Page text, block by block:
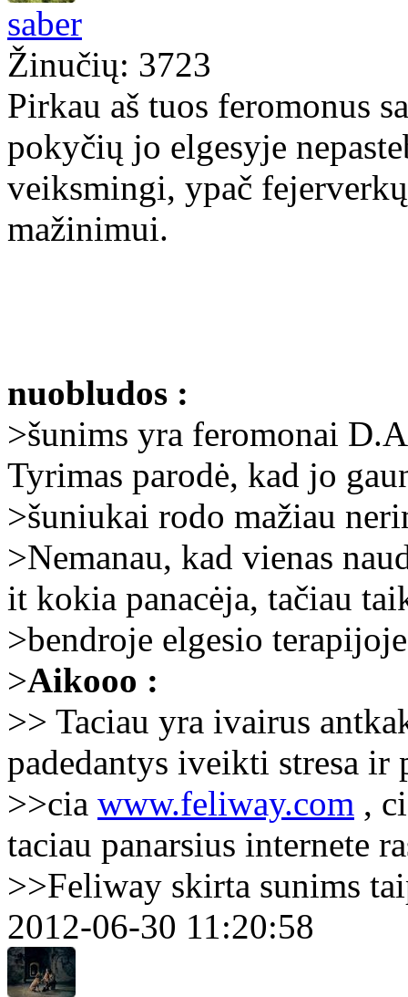
saber
Žinučių: 3723
Pirkau aš tuos feromonus
pokyčių jo elgesyje
veiksmingi, ypač
mažinimui.
nuobludos :
>šunims yra feromonai
Tyrimas parodė, kad jo
>šuniukai rodo mažiau
>Nemanau, kad vienas
it kokia panacėja, tačiau
>bendroje elgesio
>Aikooo :
>> Taciau yra ivairus
padedantys iveikti stresa ir
>>cia www.feliway.com ,
taciau panarsius internete
>>Feliway skirta sunims
2012-06-30 11:20:58